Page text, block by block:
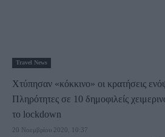
Travel News
Χτύπησαν «κόκκινο» οι κρατήσεις
Πληρότητες σε 10 δημοφιλείς
το lockdown
20 Νοεμβρίου 2020, 10:37